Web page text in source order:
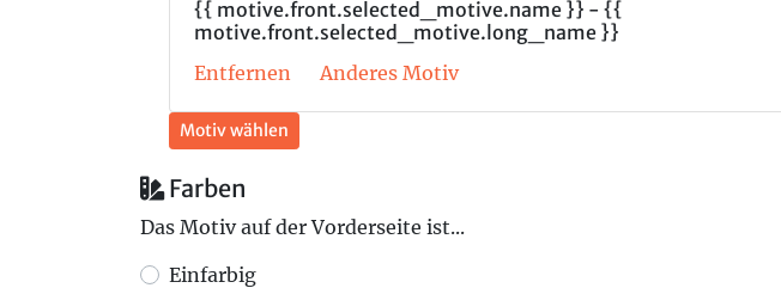
{{ motive.front.selected_motive.name }} - {{
motive.front.selected_motive.long_name }}
Entfernen
Anderes Motiv
Motiv wählen
Farben
Das Motiv auf der Vorderseite ist...
Einfarbig